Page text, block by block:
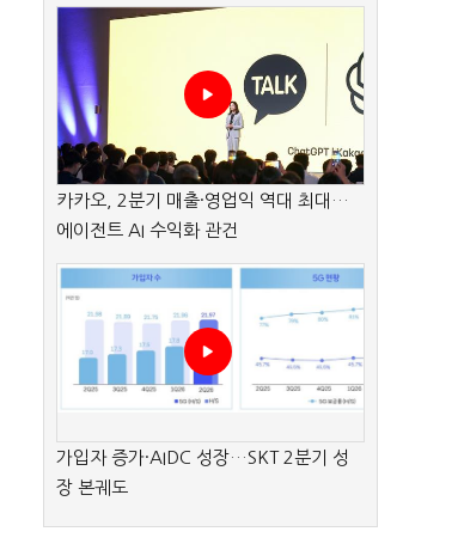
카카오, 2분기 매출·영업익 역대 최대…
에이전트 AI 수익화 관건
가입자 증가·AIDC 성장…SKT 2분기 성
장 본궤도